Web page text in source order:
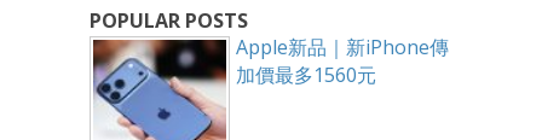
POPULAR POSTS
Apple新品｜新iPhone傳
加價最多1560元